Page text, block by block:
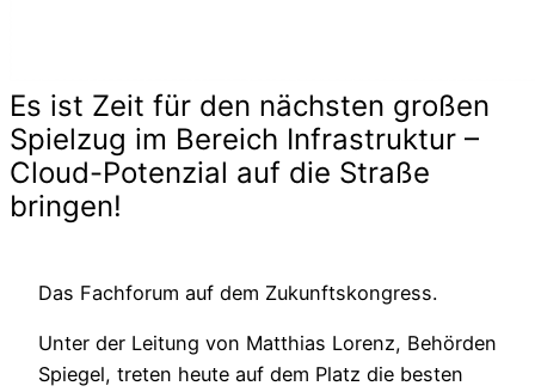
Es ist Zeit für den nächsten großen
Spielzug im Bereich Infrastruktur –
Cloud-Potenzial auf die Straße
bringen!
Das Fachforum auf dem Zukunftskongress.
Unter der Leitung von Matthias Lorenz, Behörden
Spiegel, treten heute auf dem Platz die besten